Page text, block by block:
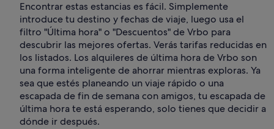
Encontrar estas estancias es fácil. Simplemente
introduce tu destino y fechas de viaje, luego usa el
filtro "Última hora" o "Descuentos" de Vrbo para
descubrir las mejores ofertas. Verás tarifas reducidas en
los listados. Los alquileres de última hora de Vrbo son
una forma inteligente de ahorrar mientras exploras. Ya
sea que estés planeando un viaje rápido o una
escapada de fin de semana con amigos, tu escapada de
última hora te está esperando, solo tienes que decidir a
dónde ir después.